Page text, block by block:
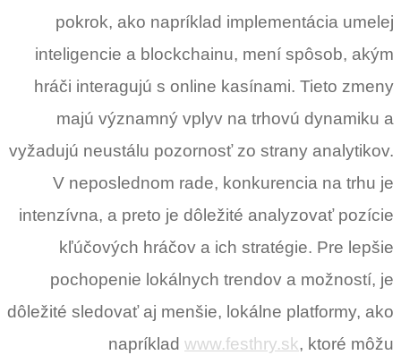
pokrok, ako napríklad implementácia umelej
inteligencie a blockchainu, mení spôsob, akým
hráči interagujú s online kasínami. Tieto zmeny
majú významný vplyv na trhovú dynamiku a
vyžadujú neustálu pozornosť zo strany analytikov.
V neposlednom rade, konkurencia na trhu je
intenzívna, a preto je dôležité analyzovať pozície
kľúčových hráčov a ich stratégie. Pre lepšie
pochopenie lokálnych trendov a možností, je
dôležité sledovať aj menšie, lokálne platformy, ako
napríklad www.festhry.sk, ktoré môžu